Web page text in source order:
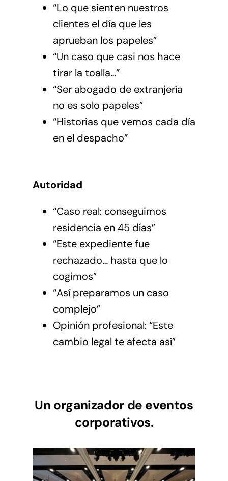
“Lo que sienten nuestros
clientes el día que les
aprueban los papeles”
“Un caso que casi nos hace
tirar la toalla…”
“Ser abogado de extranjería
no es solo papeles”
“Historias que vemos cada día
en el despacho”
Autoridad
“Caso real: conseguimos
residencia en 45 días”
“Este expediente fue
rechazado… hasta que lo
cogimos”
“Así preparamos un caso
complejo”
Opinión profesional: “Este
cambio legal te afecta así”
Un organizador de eventos
corporativos.